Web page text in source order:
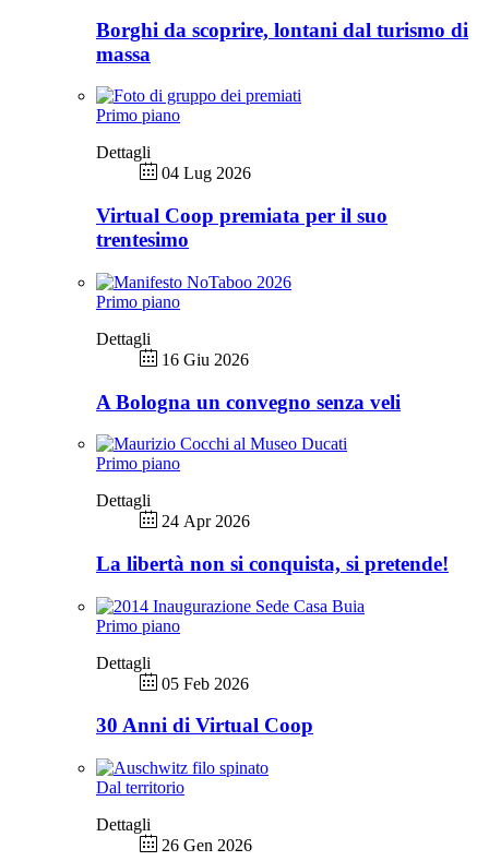
Borghi da scoprire, lontani dal turismo di
massa
Primo piano
Dettagli
04 Lug 2026
Virtual Coop premiata per il suo
trentesimo
Primo piano
Dettagli
16 Giu 2026
A Bologna un convegno senza veli
Primo piano
Dettagli
24 Apr 2026
La libertà non si conquista, si pretende!
Primo piano
Dettagli
05 Feb 2026
30 Anni di Virtual Coop
Dal territorio
Dettagli
26 Gen 2026